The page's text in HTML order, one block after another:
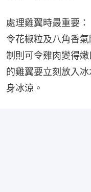
處理雞翼時最重要
令花椒粒及八角香
制則可令雞肉變得
的雞翼要立刻放入
身冰涼。